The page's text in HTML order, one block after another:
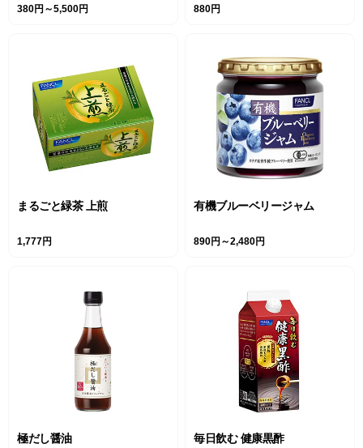
380円～5,500円 880円
まるごと緑茶 上煎
1,777円
有機ブルーベリージャム
890円～2,480円
極だし醤油 毎日飲む 健康黒酢